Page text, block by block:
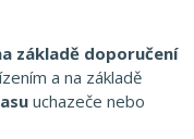
základě doporučení
a na základě
uchazeče nebo